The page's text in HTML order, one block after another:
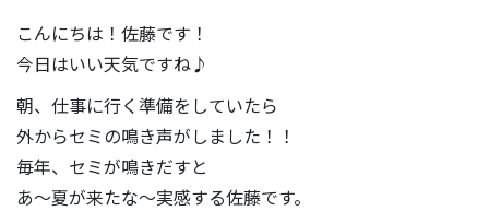
こんにちは！佐藤です！
今日はいい天気ですね♪
朝、仕事に行く準備をしていたら
外からセミの鳴き声がしました！！
毎年、セミが鳴きだすと
あ～夏が来たな～実感する佐藤です。